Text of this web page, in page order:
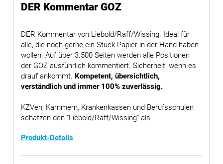
DER Kommentar GOZ
DER Kommentar von Liebold/Raff/Wissing. Ideal für
alle, die noch gerne ein Stück Papier in der Hand haben
wollen. Auf über 3.500 Seiten werden alle Positionen
der GOZ ausführlich kommentiert. Sicherheit, wenn es
drauf ankommt. Kompetent, übersichtlich,
verständlich und immer 100% zuverlässig.
KZVen, Kammern, Krankenkassen und Berufsschulen
schätzen den "Liebold/Raff/Wissing" als ...
Produkt-Details